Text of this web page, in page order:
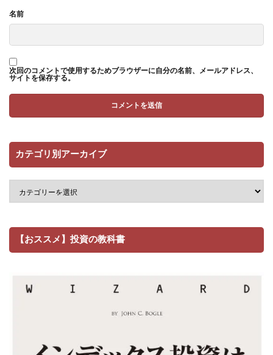
名前
次回のコメントで使用するためブラウザーに自分の名前、メールアドレス、
サイトを保存する。
カテゴリ別アーカイブ
【おススメ】投資の教科書